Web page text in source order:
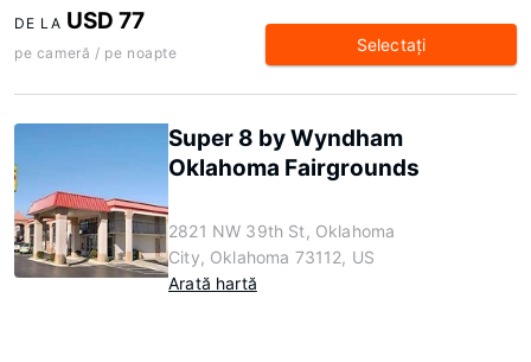
DE LA USD 77
pe cameră / pe noapte Selectaţi
Super 8 by Wyndham
Oklahoma Fairgrounds
2821 NW 39th St, Oklahoma
City, Oklahoma 73112, US
Arată hartă